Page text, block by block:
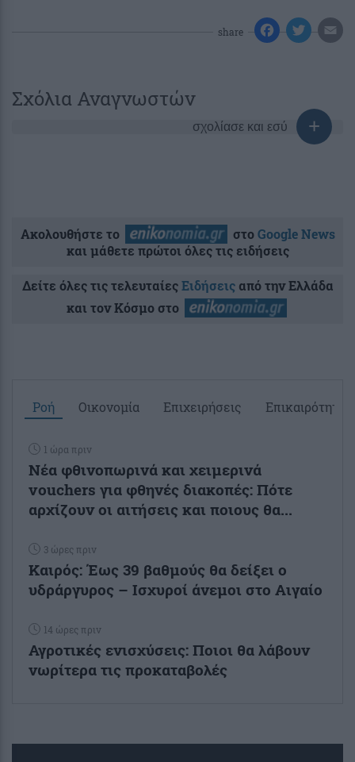
share
Σχόλια Αναγνωστών
σχολίασε και εσύ
Ακολουθήστε το στοGoogle News
και μάθετε πρώτοι όλες τις ειδήσεις
Δείτε όλες τις τελευταίεςΕιδήσειςαπό την Ελλάδα
και τον Κόσμο στο
Ροή Οικονομία Επιχειρήσεις Επικαιρότητα
1 ώρα πριν
Νέα φθινοπωρινά και χειμερινά
vouchers για φθηνές διακοπές: Πότε
αρχίζουν οι αιτήσεις και ποιους θα...
3 ώρες πριν
Καιρός: Έως 39 βαθμούς θα δείξει ο
υδράργυρος – Ισχυροί άνεμοι στο Αιγαίο
14 ώρες πριν
Αγροτικές ενισχύσεις: Ποιοι θα λάβουν
νωρίτερα τις προκαταβολές